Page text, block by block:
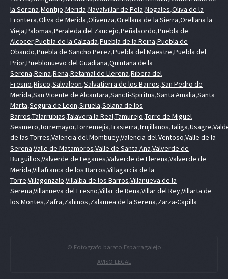
la Serena,Montijo,Merida,Navalvillar de Pela,Nogales,Oliva de la
Frontera,Oliva de Merida,Olivenza,Orellana de la Sierra,Orellana la
Vieja,Palomas,Peraleda del Zaucejo,Peñalsordo,Puebla de
Alcocer,Puebla de la Calzada,Puebla de la Reina,Puebla de
Obando,Puebla de Sancho Perez,Puebla del Maestre,Puebla del
Prior,Pueblonuevo del Guadiana,Quintana de la
Serena,Reina,Rena,Retamal de Llerena,Ribera del
Fresno,Risco,Salvaleon,Salvatierra de los Barros,San Pedro de
Merida,San Vicente de Alcantara,Sancti-Spiritus,Santa Amalia,Santa
Marta,Segura de Leon,Siruela,Solana de los
Barros,Talarrubias,Talavera la Real,Tamurejo,Torre de Miguel
Sesmero,Torremayor,Torremejia,Trasierra,Trujillanos,Taliga,Usagre,
de las Torres,Valencia del Mombuey,Valencia del Ventoso,Valle de la
Serena,Valle de Matamoros,Valle de Santa Ana,Valverde de
Burguillos,Valverde de Leganes,Valverde de Llerena,Valverde de
Merida,Villafranca de los Barros,Villagarcia de la
Torre,Villagonzalo,Villalba de los Barros,Villanueva de la
Serena,Villanueva del Fresno,Villar de Rena,Villar del Rey,Villarta de
los Montes,Zafra,Zahinos,Zalamea de la Serena,Zarza-Capilla
© Fotografo barato Esparragalejo
AVISO LEGAL